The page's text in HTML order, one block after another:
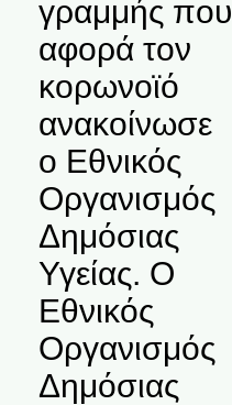
γραμμής που
αφορά τον
κορωνοϊό
ανακοίνωσε
ο Εθνικός
Οργανισμός
Δημόσιας
Υγείας. Ο
Εθνικός
Οργανισμός
Δημόσιας